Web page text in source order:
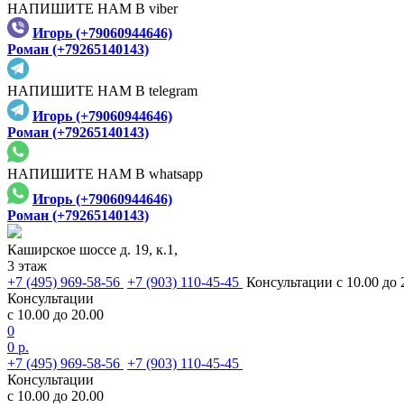
НАПИШИТЕ НАМ В viber
Игорь (+79060944646)
Роман (+79265140143)
НАПИШИТЕ НАМ В telegram
Игорь (+79060944646)
Роман (+79265140143)
НАПИШИТЕ НАМ В whatsapp
Игорь (+79060944646)
Роман (+79265140143)
Каширское шоссе д. 19, к.1,
3 этаж
+7 (495) 969-58-56 +7 (903) 110-45-45 Консультации с 10.00 до
Консультации
с 10.00 до 20.00
0
0 р.
+7 (495) 969-58-56 +7 (903) 110-45-45
Консультации
с 10.00 до 20.00